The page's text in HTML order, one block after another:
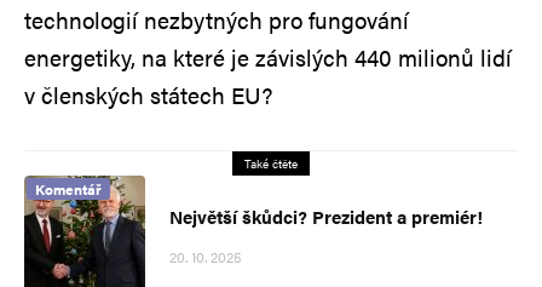
technologií nezbytných pro fungování
energetiky, na které je závislých 440 milionů lidí
v členských státech EU?
Také čtěte
Komentář
Největší škůdci? Prezident a premiér!
20. 10. 2025